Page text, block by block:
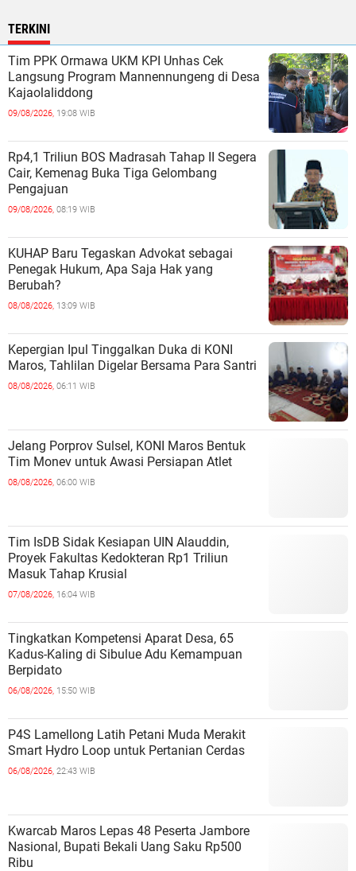
TERKINI
Tim PPK Ormawa UKM KPI Unhas Cek
Langsung Program Mannennungeng di Desa
Kajaolaliddong
09/08/2026, 19:08 WIB
Rp4,1 Triliun BOS Madrasah Tahap II Segera
Cair, Kemenag Buka Tiga Gelombang
Pengajuan
09/08/2026, 08:19 WIB
KUHAP Baru Tegaskan Advokat sebagai
Penegak Hukum, Apa Saja Hak yang
Berubah?
08/08/2026, 13:09 WIB
Kepergian Ipul Tinggalkan Duka di KONI
Maros, Tahlilan Digelar Bersama Para Santri
08/08/2026, 06:11 WIB
Jelang Porprov Sulsel, KONI Maros Bentuk
Tim Monev untuk Awasi Persiapan Atlet
08/08/2026, 06:00 WIB
Tim IsDB Sidak Kesiapan UIN Alauddin,
Proyek Fakultas Kedokteran Rp1 Triliun
Masuk Tahap Krusial
07/08/2026, 16:04 WIB
Tingkatkan Kompetensi Aparat Desa, 65
Kadus-Kaling di Sibulue Adu Kemampuan
Berpidato
06/08/2026, 15:50 WIB
P4S Lamellong Latih Petani Muda Merakit
Smart Hydro Loop untuk Pertanian Cerdas
06/08/2026, 22:43 WIB
Kwarcab Maros Lepas 48 Peserta Jambore
Nasional, Bupati Bekali Uang Saku Rp500
Ribu